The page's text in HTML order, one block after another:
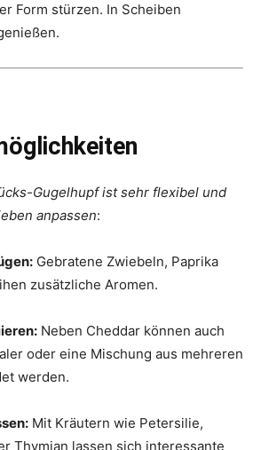
Form stürzen. In Scheiben
Gugelhupf ist sehr flexibel und
anpassen:
Gebratene Zwiebeln, Paprika
zusätzliche Aromen.
Neben Cheddar können auch
oder eine Mischung aus mehreren
werden.
Mit Kräutern wie Petersilie,
Thymian lassen sich interessante